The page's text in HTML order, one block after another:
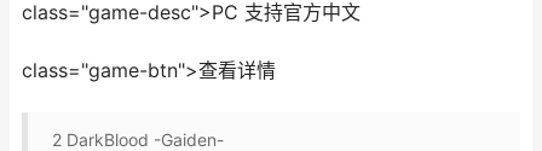
class="game-desc">PC 支持官方中文
class="game-btn">查看详情
2 DarkBlood -Gaiden-